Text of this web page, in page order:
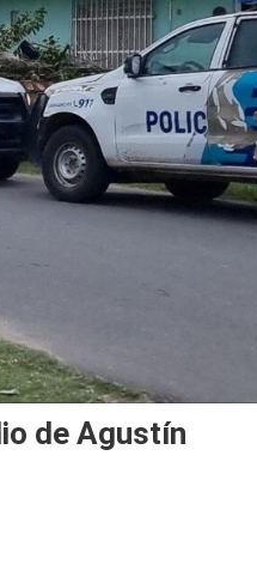
de Agustín